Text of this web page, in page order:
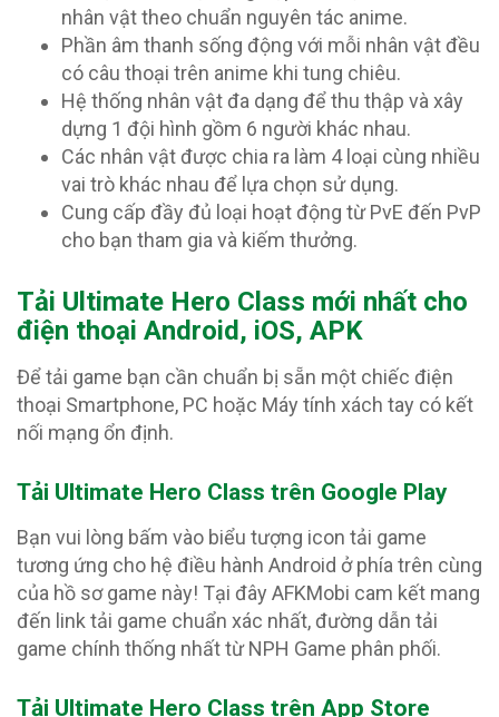
nhân vật theo chuẩn nguyên tác anime.
Phần âm thanh sống động với mỗi nhân vật đều
có câu thoại trên anime khi tung chiêu.
Hệ thống nhân vật đa dạng để thu thập và xây
dựng 1 đội hình gồm 6 người khác nhau.
Các nhân vật được chia ra làm 4 loại cùng nhiều
vai trò khác nhau để lựa chọn sử dụng.
Cung cấp đầy đủ loại hoạt động từ PvE đến PvP
cho bạn tham gia và kiếm thưởng.
Tải Ultimate Hero Class mới nhất cho
điện thoại Android, iOS, APK
Để tải game bạn cần chuẩn bị sẵn một chiếc điện
thoại Smartphone, PC hoặc Máy tính xách tay có kết
nối mạng ổn định.
Tải Ultimate Hero Class trên Google Play
Bạn vui lòng bấm vào biểu tượng icon tải game
tương ứng cho hệ điều hành Android ở phía trên cùng
của hồ sơ game này! Tại đây AFKMobi cam kết mang
đến link tải game chuẩn xác nhất, đường dẫn tải
game chính thống nhất từ NPH Game phân phối.
Tải Ultimate Hero Class trên App Store